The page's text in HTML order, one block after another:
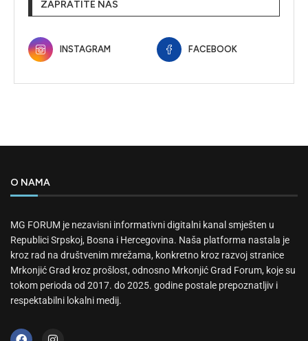
ZAPRATITE NAS
INSTAGRAM FACEBOOK
O NAMA
MG FORUM je nezavisni informativni digitalni kanal smješten u
Republici Srpskoj, Bosna i Hercegovina. Naša platforma nastala je
kroz rad na društvenim mrežama, konkretno kroz razvoj stranice
Mrkonjić Grad kroz prošlost, odnosno Mrkonjić Grad Forum, koje su
tokom perioda od 2017. do 2025. godine postale prepoznatljiv i
respektabilni lokalni medij.